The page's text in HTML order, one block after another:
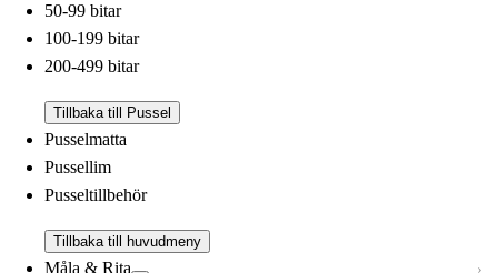
50-99 bitar
100-199 bitar
200-499 bitar
Tillbaka till Pussel
Pusselmatta
Pussellim
Pusseltillbehör
Tillbaka till huvudmeny
Måla & Rita